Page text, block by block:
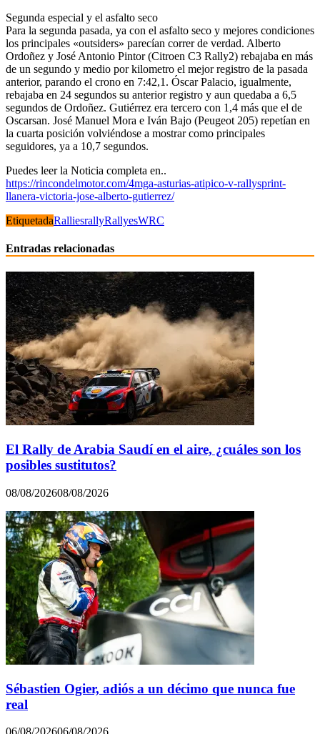
Segunda especial y el asfalto seco
Para la segunda pasada, ya con el asfalto seco y mejores condiciones
los principales «outsiders» parecían correr de verdad. Alberto
Ordoñez y José Antonio Pintor (Citroen C3 Rally2) rebajaba en más
de un segundo y medio por kilometro el mejor registro de la pasada
anterior, parando el crono en 7:42,1. Óscar Palacio, igualmente,
rebajaba en 24 segundos su anterior registro y aun quedaba a 6,5
segundos de Ordoñez. Gutiérrez era tercero con 1,4 más que el de
Oscarsan. José Manuel Mora e Iván Bajo (Peugeot 205) repetían en
la cuarta posición volviéndose a mostrar como principales
seguidores, ya a 10,7 segundos.
Puedes leer la Noticia completa en..
https://rincondelmotor.com/4mga-asturias-atipico-v-rallysprint-
llanera-victoria-jose-alberto-gutierrez/
EtiquetadaRalliesrallyRallyesWRC
Entradas relacionadas
El Rally de Arabia Saudí en el aire, ¿cuáles son los
posibles sustitutos?
08/08/202608/08/2026
Sébastien Ogier, adiós a un décimo que nunca fue
real